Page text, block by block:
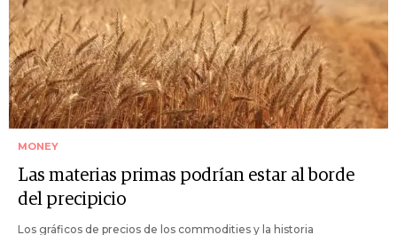
MONEY
Las materias primas podrían estar al borde
del precipicio
Los gráficos de precios de los commodities y la historia